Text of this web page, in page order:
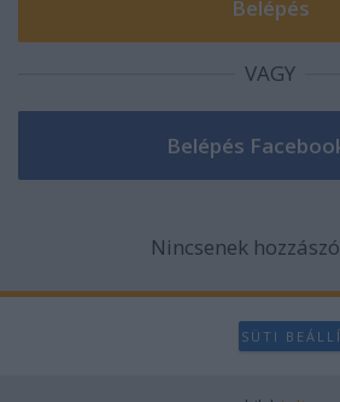
VAGY
Nincsenek
SÜTI